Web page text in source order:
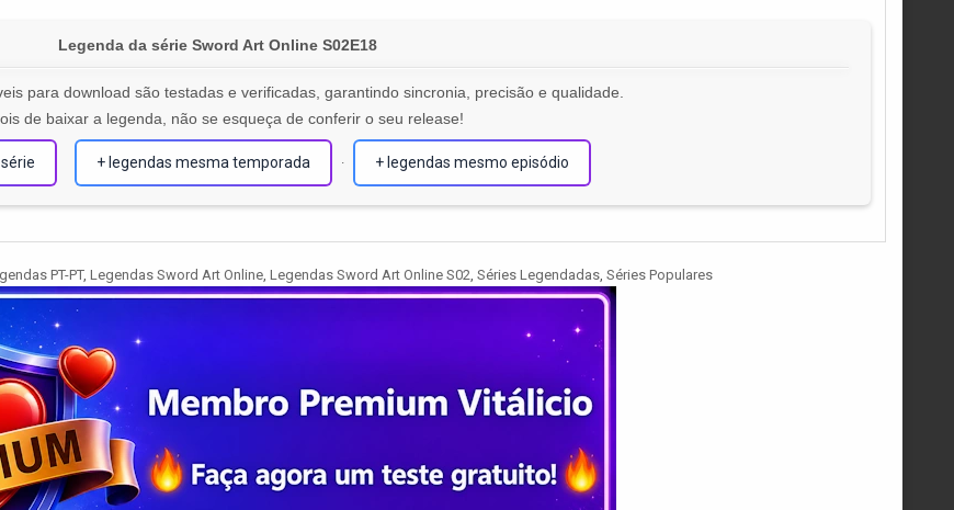
Legenda da série Sword Art Online S02E18
para download são testadas e verificadas, garantindo sincronia, precisão e qualidade.
de baixar a legenda, não se esqueça de conferir o seu release!
+ legendas mesma temporada · + legendas mesmo episódio
PT-PT, Legendas Sword Art Online, Legendas Sword Art Online S02, Séries Legendadas, Séries Populares